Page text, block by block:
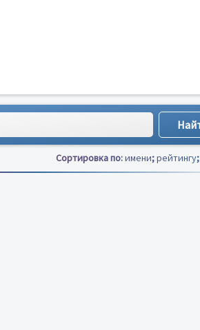
Сортировка по:имени;рейтингу;